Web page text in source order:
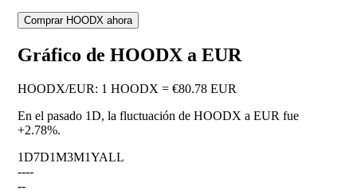
Comprar HOODX ahora
Gráfico de HOODX a EUR
HOODX/EUR: 1 HOODX = €80.78 EUR
En el pasado 1D, la fluctuación de HOODX a EUR fue
+2.78%.
1D7D1M3M1YALL
----
--